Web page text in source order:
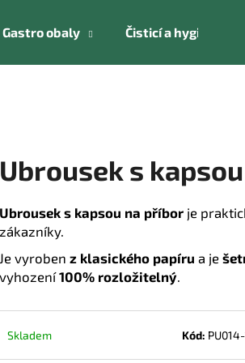
Gastro obaly Čisticí a hygienické
Ubrousek s
Ubrousek s kapsou na příbor je
zákazníky.
Je vyroben z klasického papíru a je
vyhození100% rozložitelný
Skladem Kód: